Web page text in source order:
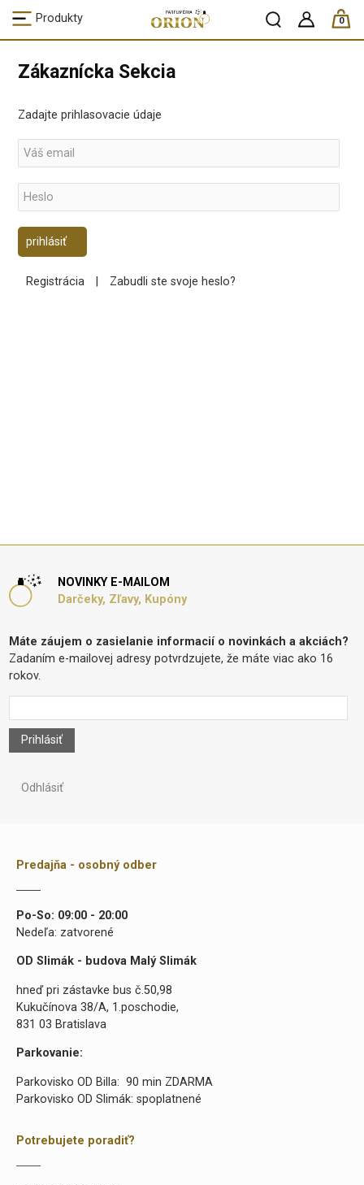
Produkty 0
ks /
Zákaznícka Sekcia
Zadajte prihlasovacie údaje
Registrácia Zabudli ste svoje heslo?
NOVINKY E-MAILOM
Darčeky, Zľavy, Kupóny
Máte záujem o zasielanie informacií o novinkách a akciách?
Zadaním e-mailovej adresy potvrdzujete, že máte viac ako 16
rokov.
Prihlásiť
Odhlásiť
Predajňa - osobný odber
Po-So: 09:00 - 20:00
Nedeľa: zatvorené
OD Slimák - budova Malý Slimák
hneď pri zástavke bus č.50,98
Kukučínova 38/A, 1.poschodie,
831 03 Bratislava
Parkovanie:
Parkovisko OD Billa: 90 min ZDARMA
Parkovisko OD Slimák: spoplatnené
Potrebujete poradiť?